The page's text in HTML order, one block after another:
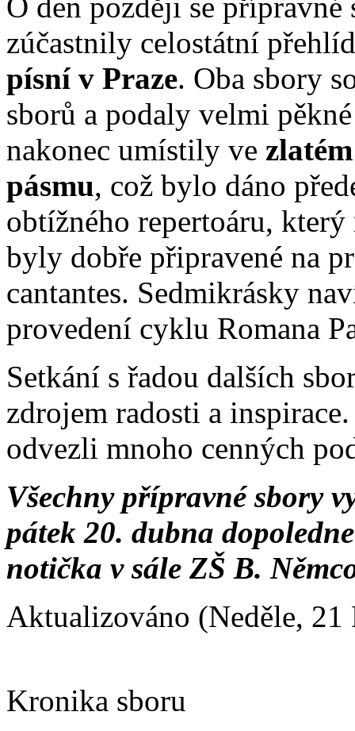
O den později se
zúčastnily celostátní
písní v Praze. Oba sbory
sborů a podaly velmi
nakonec umístily ve zlatém
pásmu, což bylo dáno
obtížného repertoáru,
byly dobře připravené na
cantantes. Sedmikrásky
provedení cyklu Romana
Setkání s řadou dalších
zdrojem radosti a
odvezli mnoho cenných
Všechny přípravné sbory
pátek 20. dubna
notička v sále ZŠ B.
Aktualizováno (Neděle, 21
Kronika sboru